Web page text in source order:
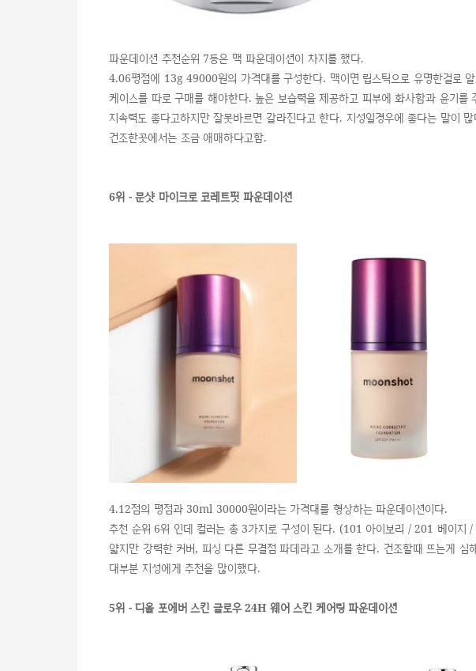
파운데이션 추천순위 7등은 맥 파운데이션이 차지를 했다.
4.06평점에 13g 49000원의 가격대를 구성한다. 맥이면 립스틱으로 유명한걸로 알
케이스를 따로 구매를 해야한다. 높은 보습력을 제공하고 피부에 화사함과 윤기를
지속력도 좋다고하지만 잘못바르면 갈라진다고 한다. 지성일경우에 좋다는 말이
건조한곳에서는 조금 애매하다고함.
6위 - 문샷 마이크로 코레트핏 파운데이션
4.12점의 평점과 30ml 30000원이라는 가격대를 형상하는 파운데이션이다.
추천 순위 6위 인데 컬러는 총 3가지로 구성이 된다. (101 아이보리 / 201 베이지
얇지만 강력한 커버, 피싱 다른 무결점 파데라고 소개를 한다. 건조할때 뜨는게 심
대부분 지성에게 추천을 많이했다.
5위 - 디올 포에버 스킨 글로우 24H 웨어 스킨 케어링 파운데이션